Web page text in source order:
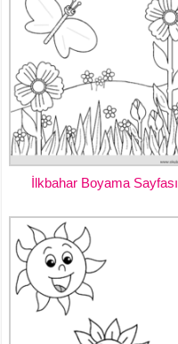
İlkbahar Boyama Sayfası